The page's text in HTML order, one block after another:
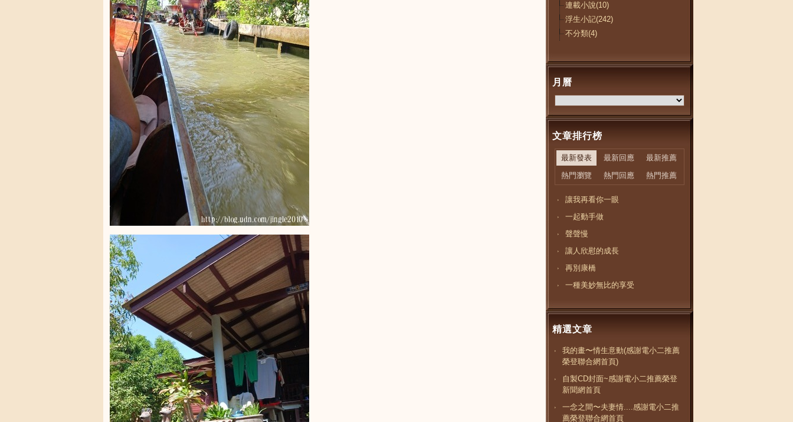
連載小說(10)
浮生小記(242)
不分類(4)
月曆
文章排行榜
最新發表 最新回應
最新推薦
熱門瀏覽
熱門回應 熱門推薦
讓我再看你一眼
一起動手做
聲聲慢
讓人欣慰的成長
再別康橋
一種美妙無比的享受
精選文章
我的畫〜情生意動(感謝電小二推薦
榮登聯合網首頁)
自製CD封面~感謝電小二推薦榮登
新聞網首頁
一念之間〜夫妻情....感謝電小二推
薦榮登聯合網首頁